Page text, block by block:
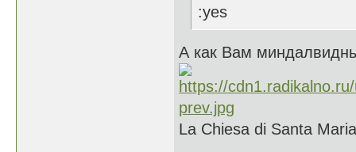
:yes
А как Вам
La Chiesa di Santa